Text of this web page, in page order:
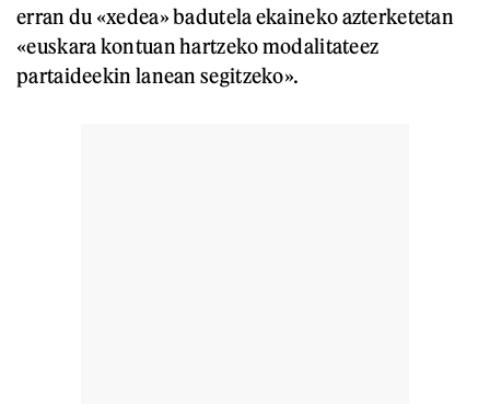
erran du «xedea» badutela ekaineko azterketetan
«euskara kontuan hartzeko modalitateez
partaideekin lanean segitzeko».